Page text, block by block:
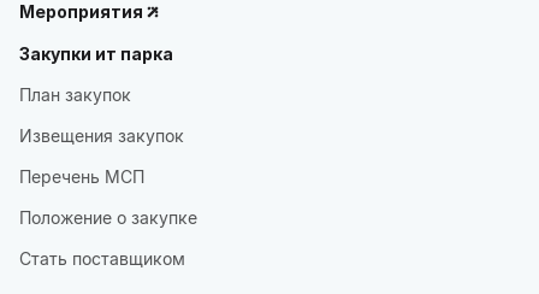
Мероприятия
Закупки ит парка
План закупок
Извещения закупок
Перечень МСП
Положение о закупке
Стать поставщиком